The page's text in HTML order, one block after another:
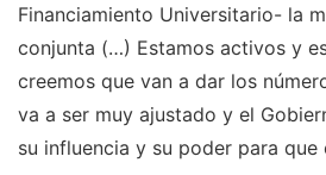
Financiamiento Universitario- la
conjunta (…) Estamos activos y
creemos que van a dar los
va a ser muy ajustado y el
su influencia y su poder para que